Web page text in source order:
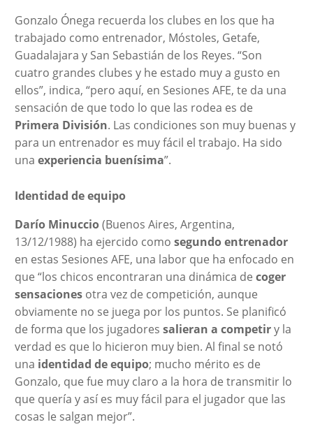
Gonzalo Ónega recuerda los clubes en los que ha
trabajado como entrenador, Móstoles, Getafe,
Guadalajara y San Sebastián de los Reyes. “Son
cuatro grandes clubes y he estado muy a gusto en
ellos”, indica, “pero aquí, en Sesiones AFE, te da una
sensación de que todo lo que las rodea es de
Primera División. Las condiciones son muy buenas y
para un entrenador es muy fácil el trabajo. Ha sido
una experiencia buenísima”.
Identidad de equipo
Darío Minuccio(Buenos Aires, Argentina,
13/12/1988) ha ejercido como segundo entrenador
en estas Sesiones AFE, una labor que ha enfocado en
que “los chicos encontraran una dinámica de coger
sensacionesotra vez de competición, aunque
obviamente no se juega por los puntos. Se planificó
de forma que los jugadores salieran a competiry la
verdad es que lo hicieron muy bien. Al final se notó
una identidad de equipo; mucho mérito es de
Gonzalo, que fue muy claro a la hora de transmitir lo
que quería y así es muy fácil para el jugador que las
cosas le salgan mejor”.